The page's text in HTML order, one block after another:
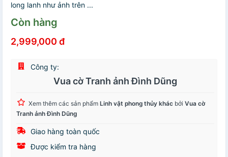
long lanh như ảnh trên ...
Còn hàng
2,999,000 đ
Công ty:
Vua cờ Tranh ảnh Đình Dũng
Xem thêm các sản phẩm Linh vật phong thủy khác bởi Vua cờ
Tranh ảnh Đình Dũng
Giao hàng toàn quốc
Được kiểm tra hàng